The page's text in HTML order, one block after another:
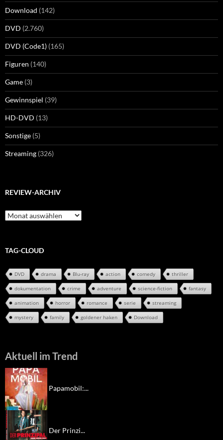
Download (142)
DVD (2.760)
DVD (Code1) (165)
Figuren (140)
Game (3)
Gewinnspiel (39)
HD-DVD (13)
Sonstige (5)
Streaming (326)
REVIEW-ARCHIV
Review-
Archiv
TAG-CLOUD
DVD drama Blu-ray action comedy thriller
dokumentation crime adventure science-fiction fantasy
animation horror romance serie streaming
mystery family goldener haken Download
Aktuell im Trend
Papamobil:...
Der Prinzi...